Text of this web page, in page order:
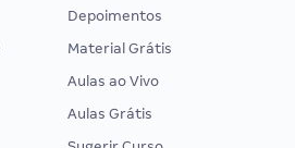
Depoimentos
Material Grátis
Aulas ao Vivo
Aulas Grátis